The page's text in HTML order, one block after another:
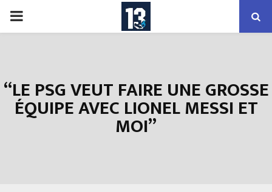
PRIMARY
“LE PSG VEUT FAIRE UNE GROSSE
ÉQUIPE AVEC LIONEL MESSI ET
MOI”